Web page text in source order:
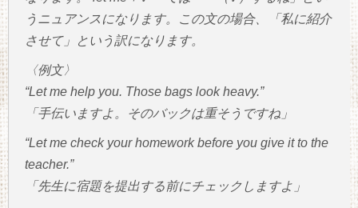
うニュアンスになります。この文の場合、「私に紹介
させて」という訳になります。
〈例文〉
“Let me help you. Those bags look heavy.”
「手伝いますよ。そのバックは重そうですね」
“Let me check your homework before you give it to the
teacher.”
「先生に宿題を提出する前にチェックしますよ」